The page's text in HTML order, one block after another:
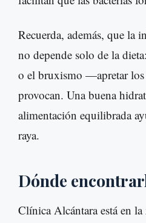
Recuerda, además, que la
no depende solo de la
o el bruxismo —apretar
provocan. Una buena
alimentación equilibrada
raya.
Dónde
Clínica Alcántara está en